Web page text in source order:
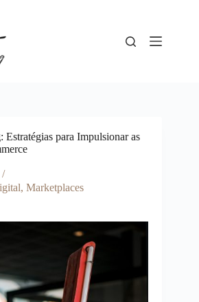
Estratégias para Impulsionar as
, Marketplaces